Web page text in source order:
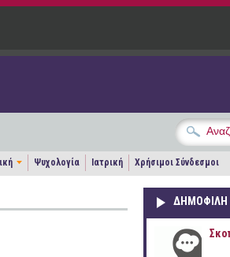
Ψυχολογία Ιατρική Χρήσιμοι Σύνδεσμοι
ΔΗΜΟΦΙΛΗ